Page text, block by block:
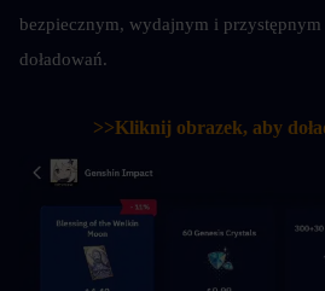
bezpiecznym, wydajnym i przystępnym
doładowań.
>>Kliknij obrazek, aby